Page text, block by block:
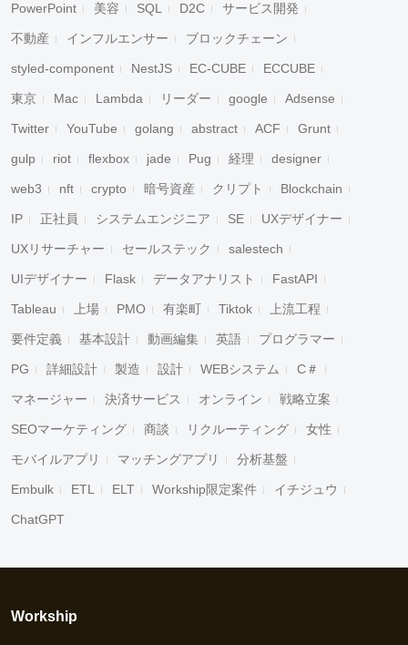
PowerPoint 美容 SQL D2C サービス開発
不動産 インフルエンサー ブロックチェーン
styled-component NestJS EC-CUBE ECCUBE
東京 Mac Lambda リーダー google Adsense
Twitter YouTube golang abstract ACF Grunt
gulp riot flexbox jade Pug 経理 designer
web3 nft crypto 暗号資産 クリプト Blockchain
IP 正社員 システムエンジニア SE UXデザイナー
UXリサーチャー セールステック salestech
UIデザイナー Flask データアナリスト FastAPI
Tableau 上場 PMO 有楽町 Tiktok 上流工程
要件定義 基本設計 動画編集 英語 プログラマー
PG 詳細設計 製造 設計 WEBシステム C＃
マネージャー 決済サービス オンライン 戦略立案
SEOマーケティング 商談 リクルーティング 女性
モバイルアプリ マッチングアプリ 分析基盤
Embulk ETL ELT Workship限定案件 イチジュウ
ChatGPT
Workship